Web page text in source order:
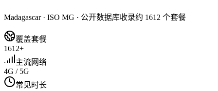
Madagascar· ISO MG · 公开数据库收录约 1612 个套餐
覆盖套餐
1612+
主流网络
4G / 5G
常见时长